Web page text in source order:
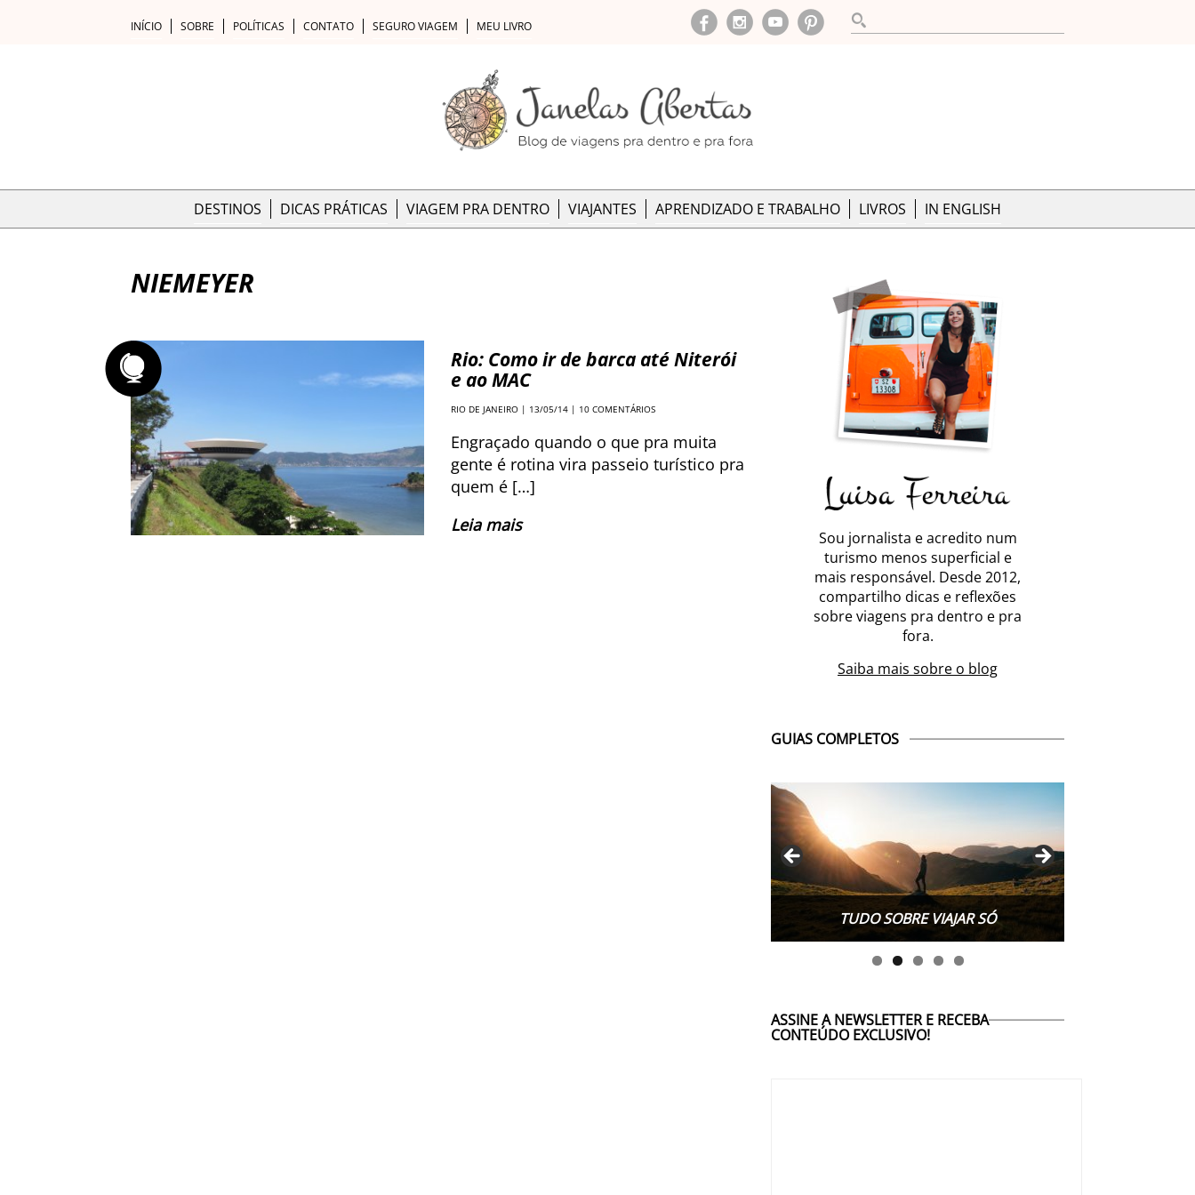
INÍCIO SOBRE POLÍTICAS CONTATO SEGURO VIAGEM MEU LIVRO
DESTINOS DICAS PRÁTICAS VIAGEM PRA DENTRO VIAJANTES APRENDIZADO E TRABALHO LIVROS IN ENGLISH
NIEMEYER
Rio: Como ir de barca até Niterói
e ao MAC
RIO DE JANEIRO | 13/05/14 | 10 COMENTÁRIOS
Engraçado quando o que pra muita
gente é rotina vira passeio turístico pra
quem é […]
Leia mais
Sou jornalista e acredito num
turismo menos superficial e
mais responsável. Desde 2012,
compartilho dicas e reflexões
sobre viagens pra dentro e pra
fora.
Saiba mais sobre o blog
GUIAS COMPLETOS
TUDO SOBRE VIAJAR SÓ
ASSINE A NEWSLETTER E RECEBA
CONTEÚDO EXCLUSIVO!